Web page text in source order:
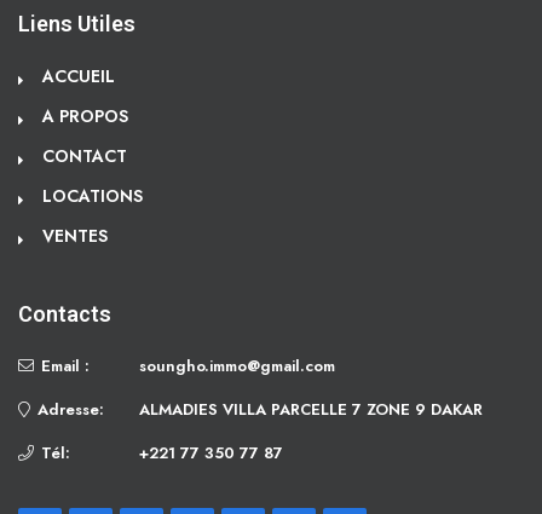
Liens Utiles
ACCUEIL
A PROPOS
CONTACT
LOCATIONS
VENTES
Contacts
Email :
soungho.immo@gmail.com
Adresse:
ALMADIES VILLA PARCELLE 7 ZONE 9 DAKAR
Tél:
+221 77 350 77 87